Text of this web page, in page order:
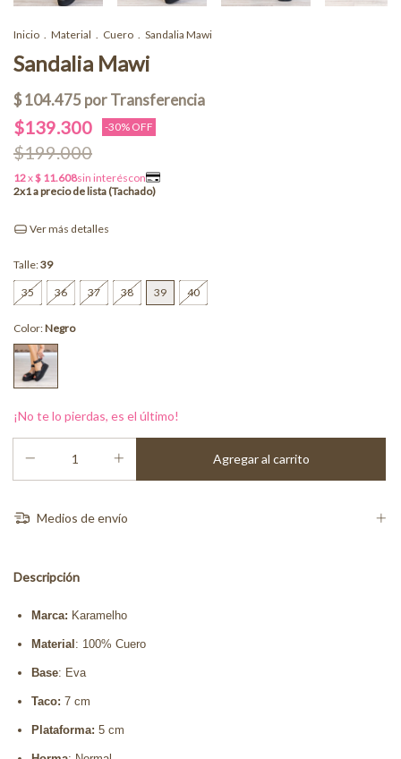
Inicio . Material . Cuero . Sandalia Mawi
Sandalia Mawi
$139.300 -30% OFF
$199.000
Ver más detalles
Talle:39
35 36 37 38 39 40
Color:Negro
¡No te lo pierdas, es el último!
Medios de envío
Descripción
Marca: Karamelho
Material : 100% Cuero
Base: Eva
Taco: 7 cm
Plataforma: 5 cm